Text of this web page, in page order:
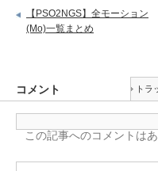
【PSO2NGS】全モーション
(Mo)一覧まとめ
コメント トラ
この記事へのコメントはあ